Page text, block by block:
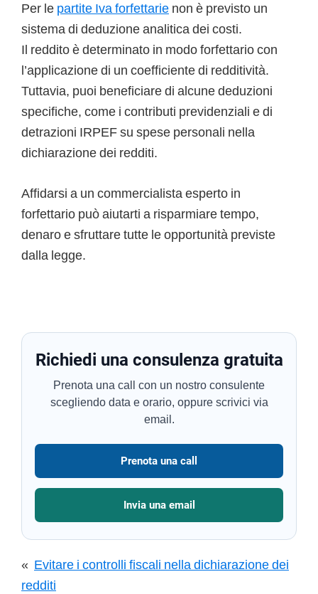
Per le partite Iva forfettarie non è previsto un
sistema di deduzione analitica dei costi.
Il reddito è determinato in modo forfettario con
l’applicazione di un coefficiente di redditività.
Tuttavia, puoi beneficiare di alcune deduzioni
specifiche, come i contributi previdenziali e di
detrazioni IRPEF su spese personali nella
dichiarazione dei redditi.
Affidarsi a un commercialista esperto in
forfettario può aiutarti a risparmiare tempo,
denaro e sfruttare tutte le opportunità previste
dalla legge.
Richiedi una consulenza gratuita
Prenota una call con un nostro consulente
scegliendo data e orario, oppure scrivici via
email.
Prenota una call
Invia una email
« Evitare i controlli fiscali nella dichiarazione dei
redditi